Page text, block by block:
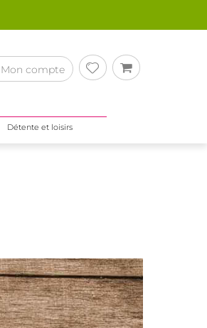
Mon compte
Détente et loisirs